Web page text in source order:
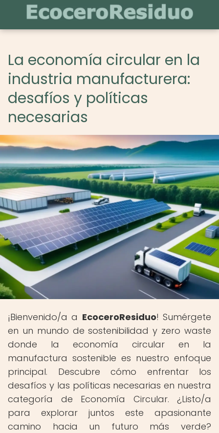
La economía circular en la
industria manufacturera:
desafíos y políticas
necesarias
¡Bienvenido/a a EcoceroResiduo! Sumérgete
en un mundo de sostenibilidad y zero waste
donde la economía circular en la
manufactura sostenible es nuestro enfoque
principal. Descubre cómo enfrentar los
desafíos y las políticas necesarias en nuestra
categoría de Economía Circular. ¿Listo/a
para explorar juntos este apasionante
camino hacia un futuro más verde?